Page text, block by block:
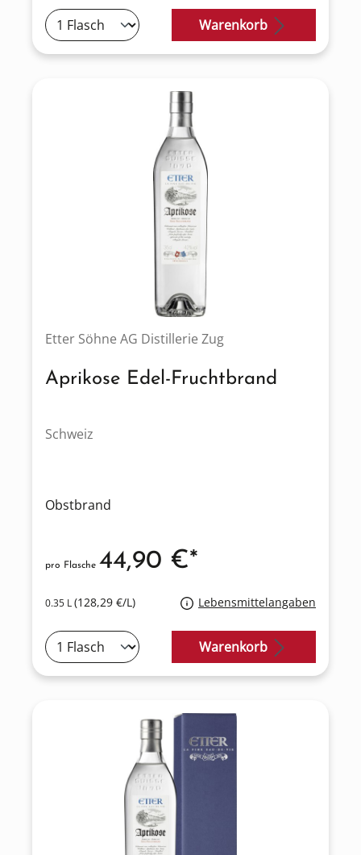
Warenkorb
Etter Söhne AG Distillerie Zug
Aprikose Edel-Fruchtbrand
Schweiz
Obstbrand
0.35 L(128,29 €/L) Lebensmittelangaben
pro Flasche 44,90 €*
Warenkorb